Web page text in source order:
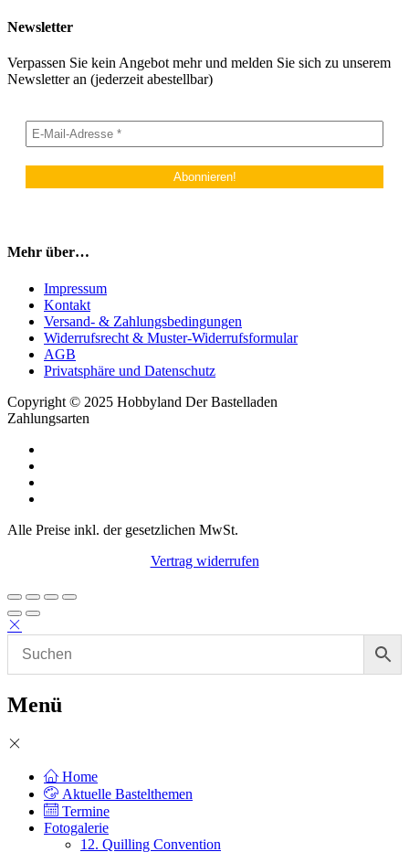
Newsletter
Verpassen Sie kein Angebot mehr und melden Sie sich zu unserem
Newsletter an (jederzeit abestellbar)
Mehr über…
Impressum
Kontakt
Versand- & Zahlungsbedingungen
Widerrufsrecht & Muster-Widerrufsformular
AGB
Privatsphäre und Datenschutz
Copyright © 2025 Hobbyland Der Bastelladen
Zahlungsarten
Alle Preise inkl. der gesetzlichen MwSt.
Vertrag widerrufen
Menü
Home
Aktuelle Bastelthemen
Termine
Fotogalerie
12. Quilling Convention